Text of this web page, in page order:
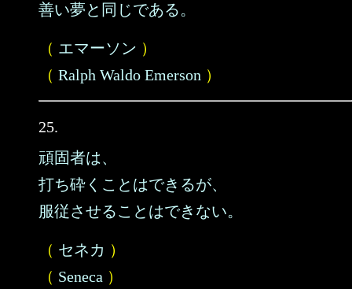
善い夢と同じである。
（ エマーソン ）
（ Ralph Waldo Emerson ）
25.
頑固者は、
打ち砕くことはできるが、
服従させることはできない。
（ セネカ ）
（ Seneca ）